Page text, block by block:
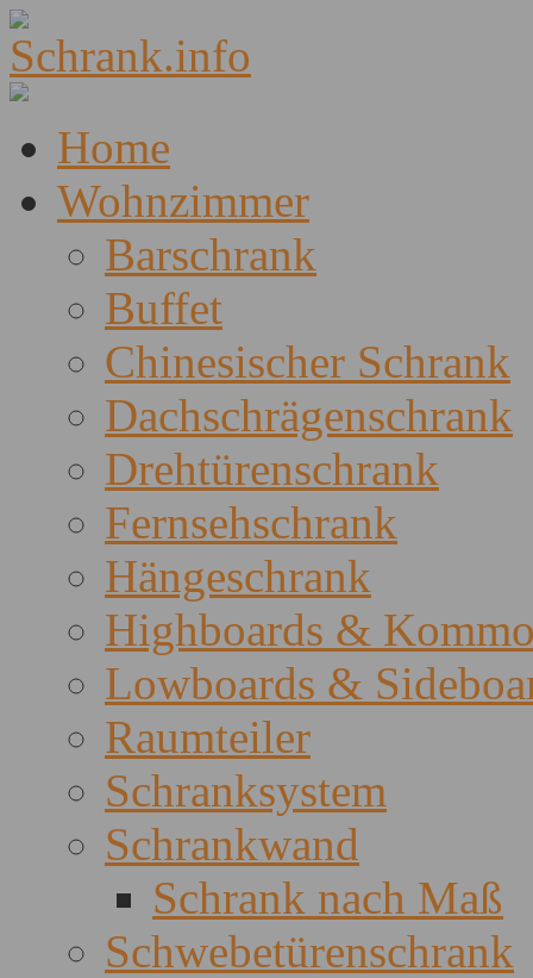
Home
Wohnzimmer
Barschrank
Buffet
Chinesischer Schrank
Dachschrägenschrank
Drehtürenschrank
Fernsehschrank
Hängeschrank
Highboards &
Lowboards &
Raumteiler
Schranksystem
Schrankwand
Schrank nach Maß
Schwebetürenschrank